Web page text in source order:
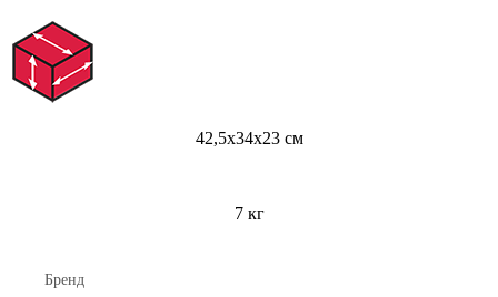
42,5х34х23 см
7 кг
Бренд